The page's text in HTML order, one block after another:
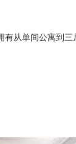
从单间公寓到